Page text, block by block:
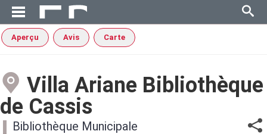
Aperçu Avis Carte
Villa Ariane Bibliothèque
de Cassis
Bibliothèque Municipale